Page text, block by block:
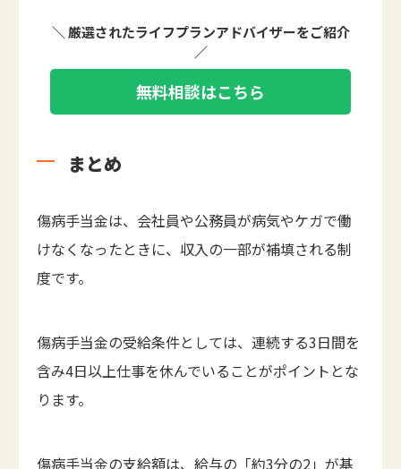
＼ 厳選されたライフプランアドバイザーをご紹介
／
無料相談はこちら
まとめ
傷病手当金は、会社員や公務員が病気やケガで働
けなくなったときに、収入の一部が補填される制
度です。
傷病手当金の受給条件としては、連続する3日間を
含み4日以上仕事を休んでいることがポイントとな
ります。
傷病手当金の支給額は、給与の「約3分の2」が基